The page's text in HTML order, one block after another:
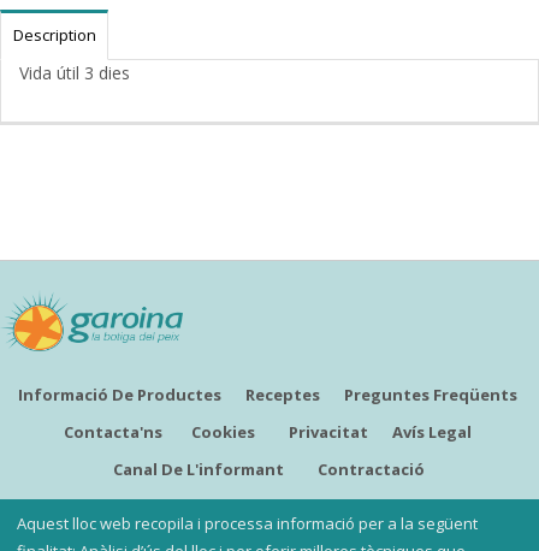
Description
Vida útil 3 dies
Informació De Productes Receptes
Preguntes Freqüents
Contacta'ns
Cookies Privacitat
Avís Legal
Canal De L'informant
Contractació
Aquest lloc web recopila i processa informació per a la següent